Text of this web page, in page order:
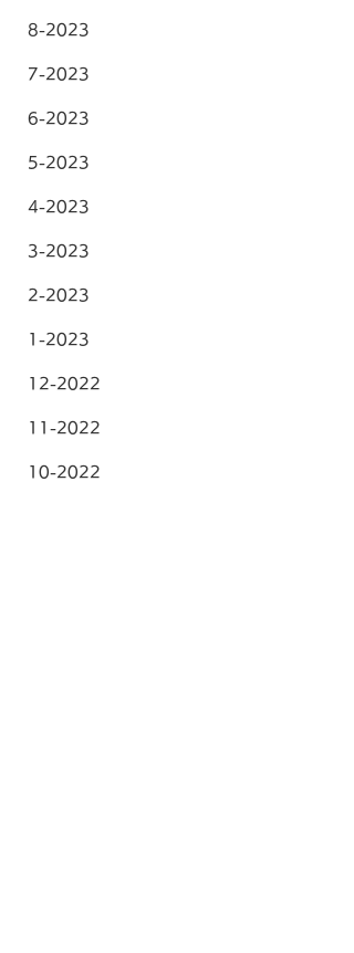
8-2023
7-2023
6-2023
5-2023
4-2023
3-2023
2-2023
1-2023
12-2022
11-2022
10-2022